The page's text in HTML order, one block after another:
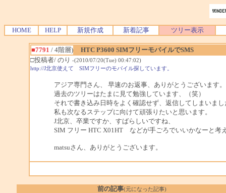
HOME HELP 新規作成 新着記事 ツリー表示
■7791 / 4階層)
HTC P3600 SIMフリーモバイルでSMS
□投稿者/ のり -(2010/07/20(Tue) 00:47:02)
http://J北京使えて SIMフリーのモバイル探しています。
アジア専門さん、 早速のお返事、ありがとうございます。
過去のツリーはたまに見て勉強しています、（笑）
それで書き込み日時をよく確認せず、返信してしまいま
私も次なるステップに向けて頑張りたいと思います。
J北京、卒業ですか、すばらしいですね、
SIM フリー HTC X01HT などが手ごろでいいかなーと考
matsuさん、ありがとうございます。
前の記事(元になった記事)